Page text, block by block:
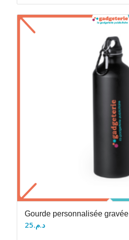
Gourde personnalisée gravée
د.م.25